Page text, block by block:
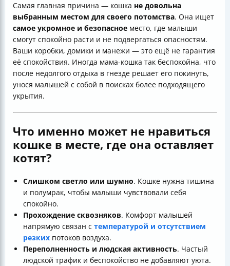
Самая главная причина — кошка не довольна
выбранным местом для своего потомства. Она ищет
самое укромное и безопасное место, где малыши
смогут спокойно расти и не подвергаться опасностям.
Ваши коробки, домики и манежи — это ещё не гарантия
её спокойствия. Иногда мама-кошка так беспокойна, что
после недолгого отдыха в гнезде решает его покинуть,
унося малышей с собой в поисках более подходящего
укрытия.
Что именно может не нравиться
кошке в месте, где она оставляет
котят?
Слишком светло или шумно. Кошке нужна тишина
и полумрак, чтобы малыши чувствовали себя
спокойно.
Прохождение сквозняков. Комфорт малышей
напрямую связан с температурой и отсутствием
резких потоков воздуха.
Переполненность и людская активность. Частый
людской трафик и беспокойство не добавляют уюта.